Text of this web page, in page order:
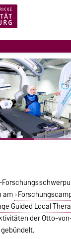
am
Guided Local
der Otto-